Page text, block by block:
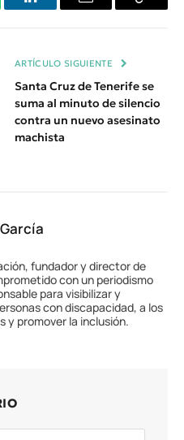
LinkedInEmail
Copiar
ARTÍCULO SIGUIENTE
Santa Cruz de Tenerife se
suma al minuto de silencio
contra un nuevo asesinato
machista
fundador y director de
con un periodismo
para visibilizar y
con discapacidad, a los
y promover la inclusión.